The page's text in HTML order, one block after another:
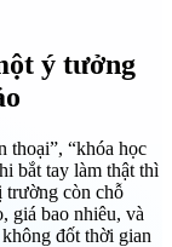
ý tưởng
thoại”, “khóa học
bắt tay làm thật thì
trường còn chỗ
giá bao nhiêu, và
đốt thời gian